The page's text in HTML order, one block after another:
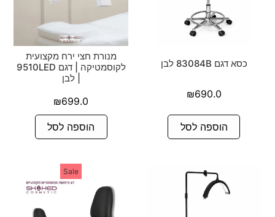
כסא דגם 83084B לבן
₪690.0
הוספה לסל
מנורת חצי ירח מקצועית
לקוסמטיקה | דגם 9510LED
| לבן
₪699.0
הוספה לסל
Sale